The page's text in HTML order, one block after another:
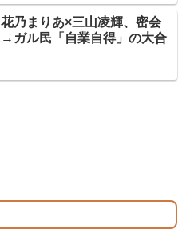
花乃まりあ×三山凌輝、密会
ガル民「自業自得」の大合